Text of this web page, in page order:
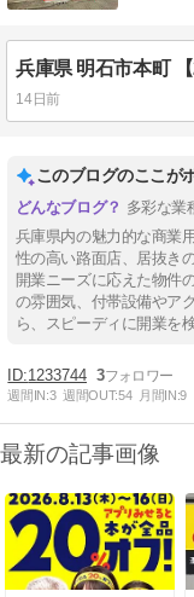
14日前
このブログのここが
多彩な業
兵庫県内の魅力的な商業
性の高い路面店、居抜き
開業ニーズに応えた物件
の雰囲気、付帯設備やア
ら、スピーディに開業を
1233744 3
週間IN:3 週間OUT:54 月間IN:9
最新の記事画像